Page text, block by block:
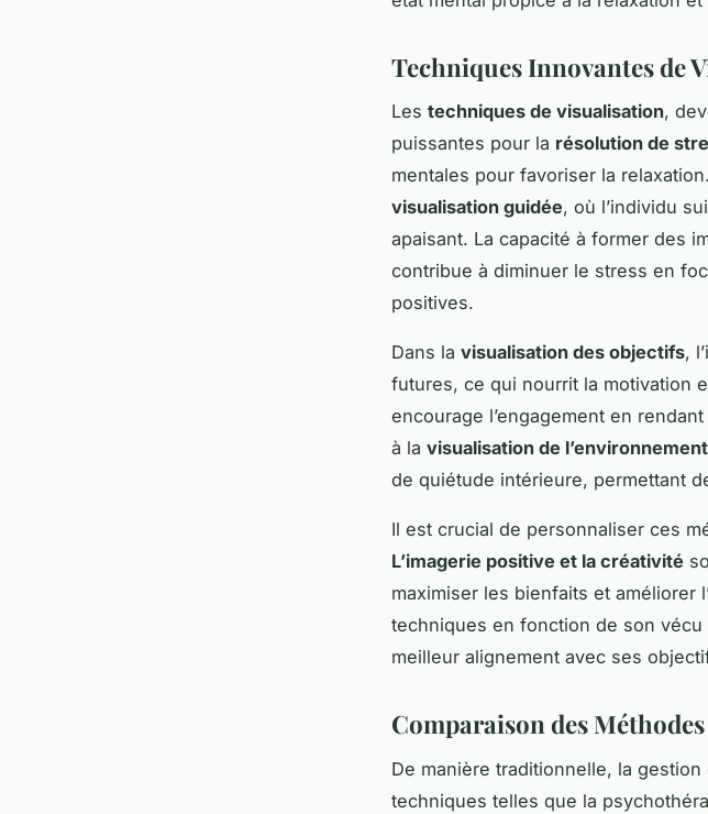
Techniques Innovantes de
Les techniques de visualisation,
puissantes pour la résolution de
mentales pour favoriser la
visualisation guidée, où l’individu
apaisant. La capacité à former des
contribue à diminuer le stress en
positives.
Dans la visualisation des objectifs,
futures, ce qui nourrit la motivation
encourage l’engagement en
à la visualisation de
de quiétude intérieure, permettant
Il est crucial de personnaliser ces
L’imagerie positive et la créativité
maximiser les bienfaits et améliorer
techniques en fonction de son
meilleur alignement avec ses
Comparaison des
De manière traditionnelle, la
techniques telles que la